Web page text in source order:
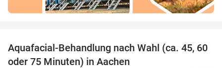
66%
Aquafacial-Behandlung nach Wahl (ca. 45, 60
oder 75 Minuten) in Aachen